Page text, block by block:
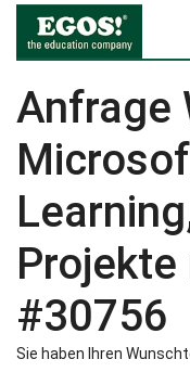
Anfrage
#30756
Sie haben Ihren